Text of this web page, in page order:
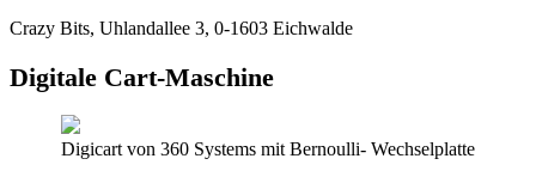
Crazy Bits, Uhlandallee 3, 0-1603 Eichwalde
Digitale Cart-Maschine
Digicart von 360 Systems mit Bernoulli- Wechselplatte